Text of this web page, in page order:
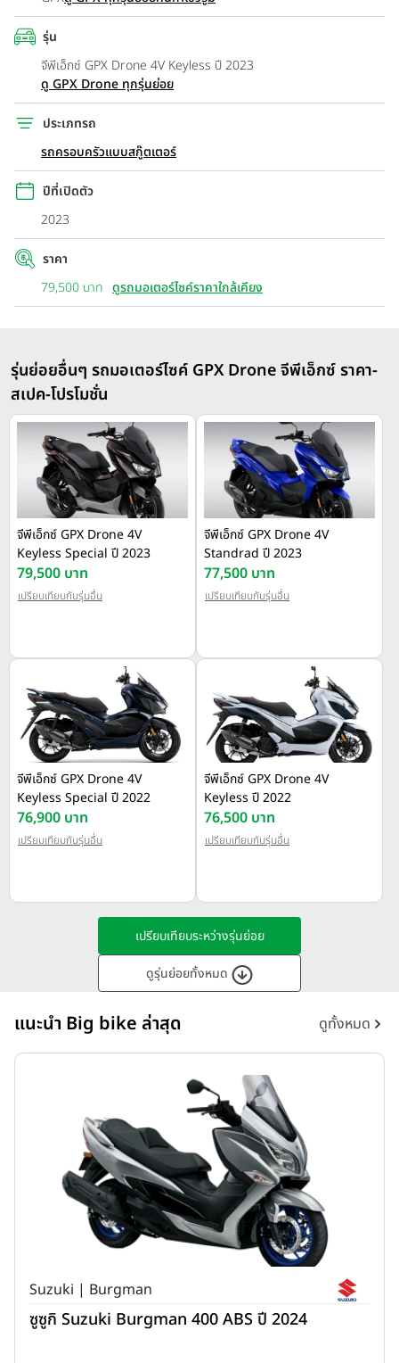
เรือนไมล์แบบ FULL DIGITAL LCD METER ที่สามารถปรับตั้งค่า
นาฬิกา หรือ set ทริปการเดินทางได้ และเพิ่มความสะดวกสบายในทุก
การเดินทางกับเบาะนั่งขนาดกว้าง สัมผัสหนานุ่มในดีไซน์สปอร์ต มา
พร้อมพื้นที่เก็บสัมภาระใต้เบาะ ที่สามารถเก็บหมวกกันน็อคแบบเต็ม
ใบได้ ทางด้านพื้นที่วางเท้าสำหรับผู้ขับขี่นั้น ออกแบบมาให้สามารถ
ปรับการวางเท้า ได้หลายองศา เพิ่มความสบายของท่านั่งได้มากยิ่ง
ขึ้น เบรกมั่นใจด้วยดิสก์เบรกหน้า ขนาด 260 มิลลิเมตร และ ดิสก์
เบรกหลัง ขนาด 220 มิลลิเมตร ที่มาพร้อมกับระบบ CBS
(combined braking system) ช่วยในการกระจายแรงเบรก โช้ก
หลังสปริงคู่ สามารถปรับพรีโหลดได้ 3 ระดับ นอกจากนี้ ยังมีฟังก์ชั่น
USB CHARGING SOCKET ขนาด 2 แอมป์มาให้ สามารถชาร์จ
โทรศัพท์มือถือได้ทันใจ ให้คุณไม่พลาดการติดต่อในทุกการเดินทาง
รุ่น
จีพีเอ็กซ์ GPX Drone 4V Keyless ปี 2023
ดู GPX Drone ทุกรุ่นย่อย
ประเภทรถ
รถครอบครัวแบบสกู๊ตเตอร์
ปีที่เปิดตัว
2023
ราคา
79,500 บาท ดูรถมอเตอร์ไซค์ราคาใกล้เคียง
รุ่นย่อยอื่นๆ รถมอเตอร์ไซค์ GPX Drone จีพีเอ็กซ์ ราคา-
สเปค-โปรโมชั่น
จีพีเอ็กซ์ GPX Drone 4V
Keyless Special ปี 2023
79,500 บาท
เปรียบเทียบกับรุ่นอื่น
จีพีเอ็กซ์ GPX Drone 4V
Standrad ปี 2023
77,500 บาท
เปรียบเทียบกับรุ่นอื่น
จีพีเอ็กซ์ GPX Drone 4V
Keyless Special ปี 2022
76,900 บาท
เปรียบเทียบกับรุ่นอื่น
จีพีเอ็กซ์ GPX Drone 4V
Keyless ปี 2022
76,500 บาท
เปรียบเทียบกับรุ่นอื่น
เปรียบเทียบระหว่างรุ่นย่อย
ดูรุ่นย่อยทั้งหมด
แนะนำ Big bike ล่าสุด ดูทั้งหมด
Suzuki | Burgman
ซูซูกิ Suzuki Burgman 400 ABS ปี 2024